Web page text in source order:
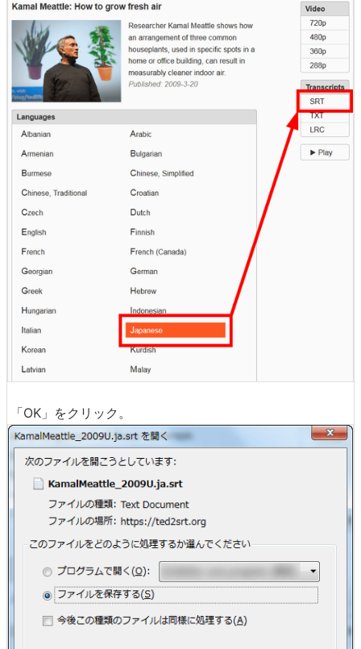
「OK」をクリック。